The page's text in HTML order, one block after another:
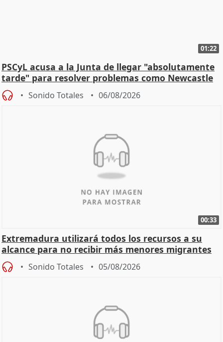
01:22
PSCyL acusa a la Junta de llegar "absolutamente
tarde" para resolver problemas como Newcastle
Sonido Totales 06/08/2026
00:33
Extremadura utilizará todos los recursos a su
alcance para no recibir más menores migrantes
Sonido Totales 05/08/2026